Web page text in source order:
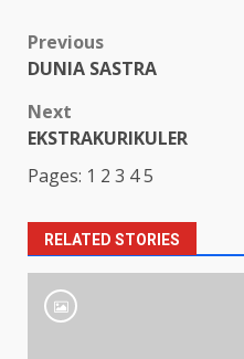
Post
Previous
DUNIA SASTRA
Next
EKSTRAKURIKULER
Pages: 1 2 3 45
RELATED STORIES